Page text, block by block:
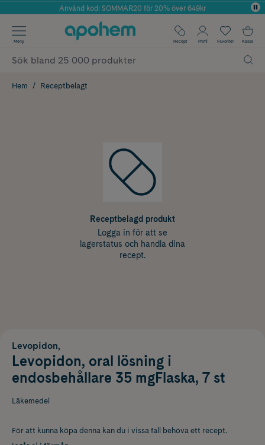
Årets Butik 2025 inom Skönhet
Använd kod: SOMMAR20 för 20% över 649kr
✓ Fri frakt
✓ Poäng på alla köp*
Meny Recept Profil Favoriter Kassa
Hem Receptbelagt
Receptbelagd produkt
Logga in för att se
lagerstatus och handla dina
recept.
Levopidon,
Levopidon, oral lösning i
endosbehållare 35 mgFlaska, 7 st
Läkemedel
För att kunna köpa denna kan du i vissa fall behöva ett recept.